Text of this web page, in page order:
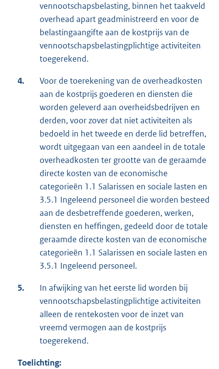
vennootschapsbelasting, binnen het taakveld
overhead apart geadministreerd en voor de
belastingaangifte aan de kostprijs van de
vennootschapsbelastingplichtige activiteiten
toegerekend.
4.
Voor de toerekening van de overheadkosten
aan de kostprijs goederen en diensten die
worden geleverd aan overheidsbedrijven en
derden, voor zover dat niet activiteiten als
bedoeld in het tweede en derde lid betreffen,
wordt uitgegaan van een aandeel in de totale
overheadkosten ter grootte van de geraamde
directe kosten van de economische
categorieën 1.1 Salarissen en sociale lasten en
3.5.1 Ingeleend personeel die worden besteed
aan de desbetreffende goederen, werken,
diensten en heffingen, gedeeld door de totale
geraamde directe kosten van de economische
categorieën 1.1 Salarissen en sociale lasten en
3.5.1 Ingeleend personeel.
5.
In afwijking van het eerste lid worden bij
vennootschapsbelastingplichtige activiteiten
alleen de rentekosten voor de inzet van
vreemd vermogen aan de kostprijs
toegerekend.
Toelichting: